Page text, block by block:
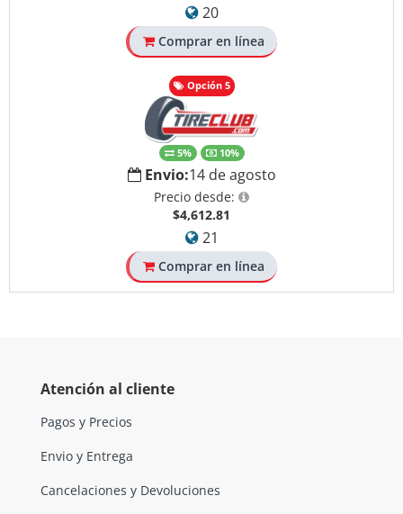
20
Comprar en línea
Opción 5
5% 10%
Envio:14 de agosto
Precio desde:
$4,612.81
21
Comprar en línea
Atención al cliente
Pagos y Precios
Envio y Entrega
Cancelaciones y Devoluciones